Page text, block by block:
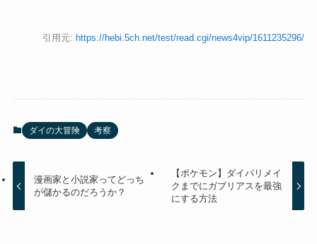
引用元: https://hebi.5ch.net/test/read.cgi/news4vip/1611235296/
ダイの大冒険 考察
漫画家と小説家ってどっち
が儲かるのだろうか？
【ポケモン】ダイパリメイ
クまでにガブリアスを最強
にする方法